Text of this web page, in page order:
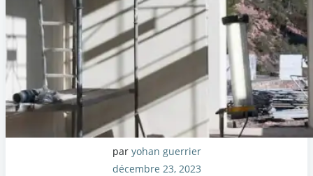
par yohan guerrier
décembre 23, 2023